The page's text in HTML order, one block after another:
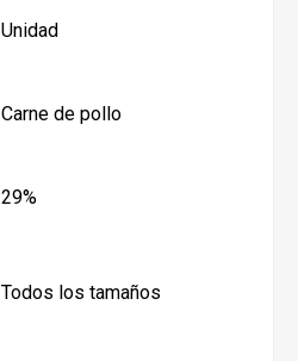
Unidad
Carne de pollo
29%
Todos los tamaños